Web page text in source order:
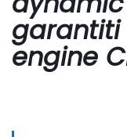
engine